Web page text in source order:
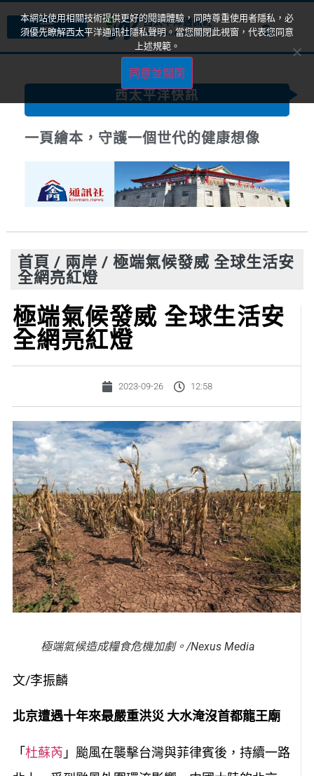
西太平洋快訊
一頁繪本，守護一個世代的健康想像
首頁 / 兩岸 / 極端氣候發威 全球生活安
全網亮紅燈
極端氣候發威 全球生活安
全網亮紅燈
2023-09-26 12:58
極端氣候造成糧食危機加劇。/Nexus Media
文/李振麟
北京遭遇十年來最嚴重洪災 大水淹沒首都龍王廟
「杜蘇芮 」颱風在襲擊台灣與菲律賓後，持續一路
本網站使用相關技術提供更好的閱讀體驗，同時尊重使用者隱私，必
須優先瞭解西太平洋通訊社隱私聲明。當您關閉此視窗，代表您同意
上述規範。
同意並關閉